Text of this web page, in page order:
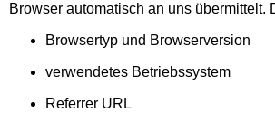
Ausflugstipps
Hochschwarzwald
Browser automatisch an uns übermittelt.
Browsertyp und Browserversion
verwendetes Betriebssystem
Referrer URL